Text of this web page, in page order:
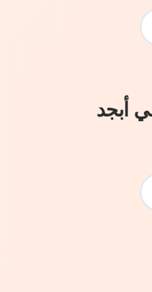
أبجد